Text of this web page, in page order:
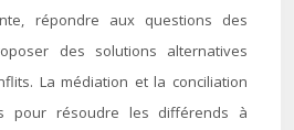
répondre aux questions des
des solutions alternatives
La médiation et la conciliation
pour résoudre les différends à